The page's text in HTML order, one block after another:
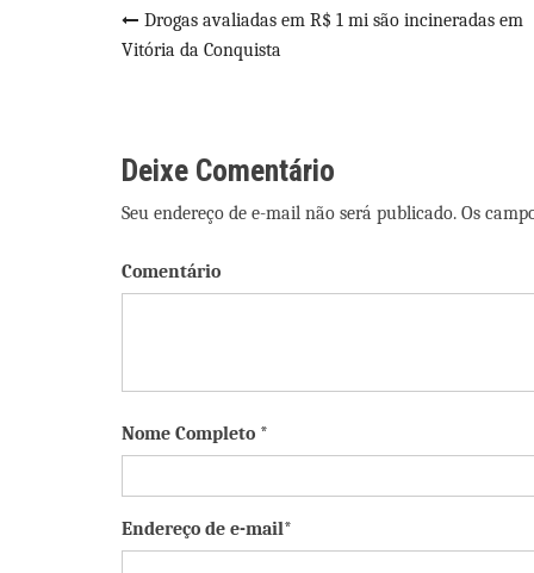
Navegação
Post
Drogas avaliadas em R$ 1 mi são incineradas em
Vitória da Conquista
Deixe Comentário
Seu endereço de e-mail não será publicado. Os
Comentário
Nome Completo *
Endereço de e-mail*